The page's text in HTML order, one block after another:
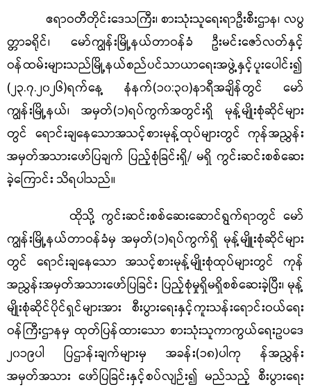
ဧရာဝတီတိုင်းဒေသကြီး၊ စားသုံးသူရေးရာဦးစီးဌာန၊ လပွ
တ္တာခရိုင်၊ မော်ကျွန်းမြို့နယ်တာဝန်ခံ ဦးမင်းဇော်လတ်နှင့်
ဝန်ထမ်းများသည်မြို့နယ်စည်ပင်သာယာရေးအဖွဲ့နှင့်ပူးပေါင်း၍
( ၂၃.၇.၂၀၂၆)ရက်နေ့ နံနက်(၁၀:၃၀)နာရီအချိန်တွင် မော်
ကျွန်းမြို့နယ်၊ အမှတ်(၁)ရပ်ကွက်အတွင်းရှိ မုန့်မျိုးစုံဆိုင်များ
တွင် ရောင်းချနေသောအသင့်စားမုန့်ထုပ်များတွင် ကုန်အညွှန်း
အမှတ်အသားဖော်ပြချက် ပြည့်စုံခြင်းရှိ/ မရှိ ကွင်းဆင်းစစ်ဆေး
ခဲ့ကြောင်း သိရပါသည်။
ထိုသို့ ကွင်းဆင်းစစ်ဆေးဆောင်ရွက်ရာတွင် မော်
ကျွန်းမြို့နယ်တာဝန်ခံမှ အမှတ်(၁)ရပ်ကွက်ရှိ မုန့်မျိူးစုံဆိုင်များ
တွင် ရောင်းချနေသော အသင့်စားမုန့်မျိုးစုံထုပ်များတွင် ကုန်
အညွှန်းအမှတ်အသားဖော်ပြခြင်း ပြည့်စုံမှုရှိမရှိစစ်ဆေးခဲ့ပြီး၊ မုန့်
မျိုးစုံဆိုင်ပိုင်ရှင်များအား စီးပွားရေးနှင့်ကူးသန်းရောင်းဝယ်ရေး
ဝန်ကြီးဌာနမှ ထုတ်ပြန်ထားသော စားသုံးသူကာကွယ်ရေးဥပဒေ
၂၀၁၉ပါ ပြဌာန်းချက်များမှ အခန်း(၁၈)ပါကု န်အညွှန်း
အမှတ်အသား ဖော်ပြခြင်းနှင့်စပ်လျဉ်း၍ မည်သည့် စီးပွားရေး